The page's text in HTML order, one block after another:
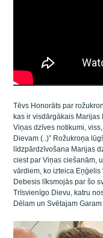
Tēvs Honorāts par
kas ir visdārgākais
Viņas dzīves notikumi,
Dievam (..)” Rožukroņa
līdzpārdzīvošana Marijas
ciest par Viņas ciešanām,
vārdiem, ko izteica
Debesis līksmojās par šo
Trīsvienīgo Dievu, katru
Dēlam un Svētajam